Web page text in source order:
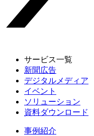
サービス一覧
新聞広告
デジタルメディア
イベント
ソリューション
資料ダウンロード
事例紹介